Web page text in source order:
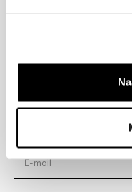
Verzending